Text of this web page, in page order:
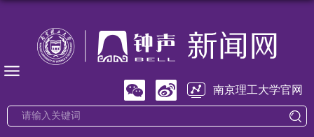
南京理工大学官网